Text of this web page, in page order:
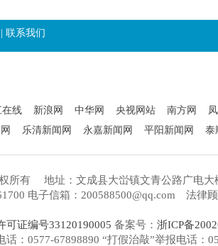
联系我们
在线 新浪网 中华网 央视网站 南方网
乐清新闻网 永嘉新闻网 平阳新闻网 泰
所有
地址：文成县大峃镇文青公路广电大
电子信箱：200588500@qq.com 法律
可证编号33120190005 备案号： 浙ICP备
话：0577-67898890 “打假治敲”举报电话：